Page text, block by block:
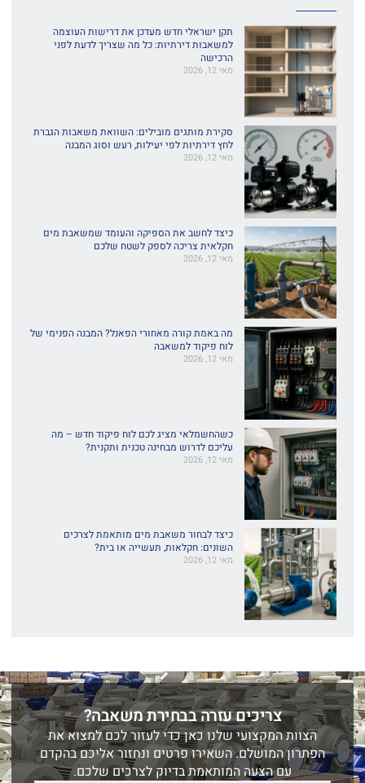
תקן ישראלי חדש מעדכן את דרישות העוצמה
למשאבות דירתיות: כל מה שצריך לדעת לפני
הרכישה
מאי 12, 2026
סקירת מותגים מובילים: השוואת משאבות הגברת
לחץ דירתיות לפי יעילות, רעש וסוג המבנה
מאי 12, 2026
כיצד לחשב את הספיקה והעומד שמשאבת מים
חקלאית צריכה לספק לשטח שלכם
מאי 12, 2026
מה באמת קורה מאחורי הפאנל? המבנה הפנימי של
לוח פיקוד למשאבה
מאי 12, 2026
כשהחשמלאי מציג לכם לוח פיקוד חדש – מה
עליכם לדרוש מבחינה טכנית ותקנית?
מאי 12, 2026
כיצד לבחור משאבת מים מותאמת לצרכים
השונים: חקלאות, תעשייה או בית?
מאי 12, 2026
צריכים עזרה בבחירת משאבה?
הצוות המקצועי שלנו כאן כדי לעזור לכם למצוא את
הפתרון המושלם. השאירו פרטים ונחזור אליכם בהקדם
עם הצעה המותאמת בדיוק לצרכים שלכם.